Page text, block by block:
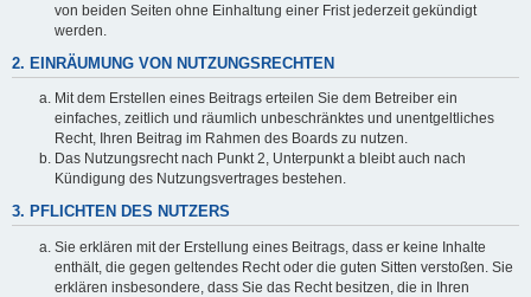
von beiden Seiten ohne Einhaltung einer Frist jederzeit gekündigt
werden.
2. EINRÄUMUNG VON NUTZUNGSRECHTEN
Mit dem Erstellen eines Beitrags erteilen Sie dem Betreiber ein
einfaches, zeitlich und räumlich unbeschränktes und unentgeltliches
Recht, Ihren Beitrag im Rahmen des Boards zu nutzen.
Das Nutzungsrecht nach Punkt 2, Unterpunkt a bleibt auch nach
Kündigung des Nutzungsvertrages bestehen.
3. PFLICHTEN DES NUTZERS
Sie erklären mit der Erstellung eines Beitrags, dass er keine Inhalte
enthält, die gegen geltendes Recht oder die guten Sitten verstoßen. Sie
erklären insbesondere, dass Sie das Recht besitzen, die in Ihren